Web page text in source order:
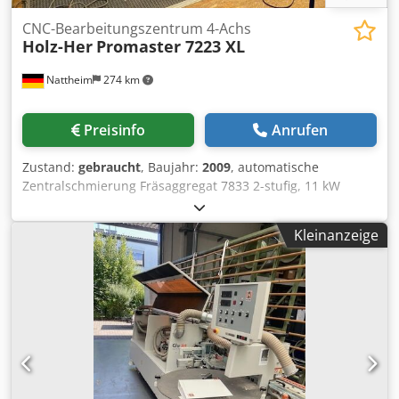
Nattheim 274 km
CNC-Bearbeitungszentrum 4-Achs
Holz-Her Promaster 7223 XL
Preisinfo Anrufen
Zustand: gebraucht, Baujahr: 2009, automatische
Zentralschmierung Fräsaggregat 7833 2-stufig, 11 kW
Leistung 1000 - 24000 U/min 1 Doppelbohrspindel in X-
Richtung 1 integriertes Sägeaggregat zum Sägen / Nuten
in X-Richtung mitfahrend Werkzeugwechsler 7892, 16-fach
Linear Pick-up Wechsler, Festinstallation an rechter
Maschinenseite Laserpointer best. aus 2 Laserpointer zum
Positionieren der Vakuumsauger bzw. Abfahren der
Werkstückkontur automatische Konsolen -
Saugerpositionierung 6 Konsolen inkl. 3 Saugeraufnahmen
pro Konsole inkl. 1 Vakuumsauger 80x80 mm pro
Saugeraufnahme inkl. 4 Beschickungshilfen zusätzliche
Bearbeitungsfelder vorne für 6 Konsolen Basiseinheit
Kleinanzeige